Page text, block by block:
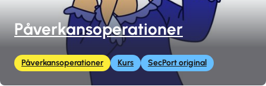
Påverkansoperationer
Påverkansoperationer Kurs SecPort original